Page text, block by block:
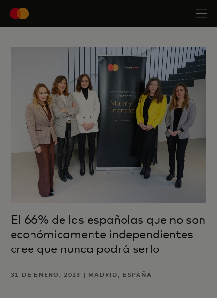
El 66% de las españolas que no son
económicamente independientes
cree que nunca podrá serlo
31 DE ENERO, 2023 | MADRID, ESPAÑA